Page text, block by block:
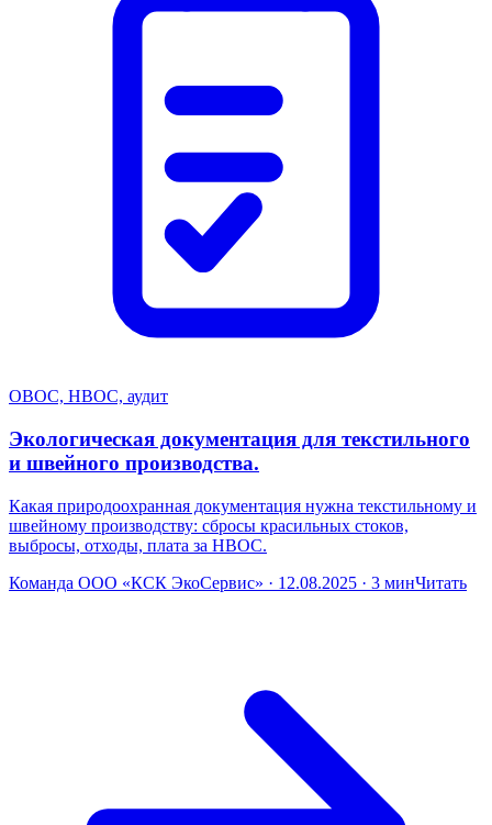
ОВОС, НВОС, аудит
Экологическая документация для текстильного
и швейного производства.
Какая природоохранная документация нужна текстильному и
швейному производству: сбросы красильных стоков,
выбросы, отходы, плата за НВОС.
Команда ООО «КСК ЭкоСервис» · 12.08.2025 · 3 минЧитать